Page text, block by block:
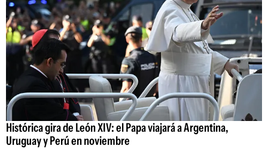
Histórica gira de León XIV: el Papa viajará a Argentina,
Uruguay y Perú en noviembre